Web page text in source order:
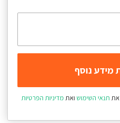
את תנאי השימוש ואת מדיניות הפרטיות